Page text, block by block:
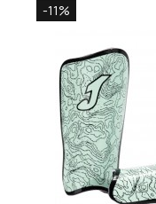
-11%